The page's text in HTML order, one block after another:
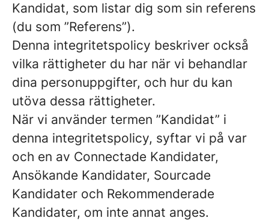
Kandidat, som listar dig som sin referens
(du som ”Referens”).
Denna integritetspolicy beskriver också
vilka rättigheter du har när vi behandlar
dina personuppgifter, och hur du kan
utöva dessa rättigheter.
När vi använder termen ”Kandidat” i
denna integritetspolicy, syftar vi på var
och en av Connectade Kandidater,
Ansökande Kandidater, Sourcade
Kandidater och Rekommenderade
Kandidater, om inte annat anges.